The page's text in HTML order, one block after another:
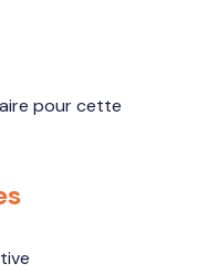
pour cette